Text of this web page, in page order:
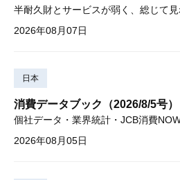
2026年08月07日
日本
消費データブック（2026/8/5号）
2026年08月05日